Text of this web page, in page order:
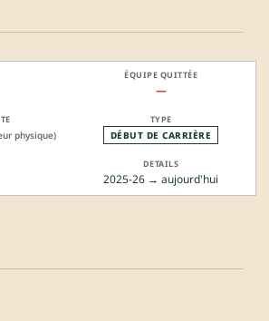
—
physique) DÉBUT DE CARRIÈRE
2025-26 → aujourd'hui